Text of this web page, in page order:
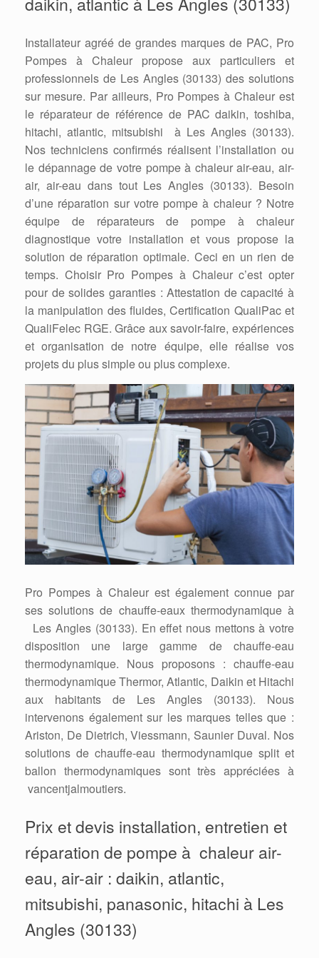
Installateur agréé de grandes marques de PAC, Pro
Pompes à Chaleur propose aux particuliers et
professionnels de Les Angles (30133) des solutions
sur mesure. Par ailleurs, Pro Pompes à Chaleur est
le réparateur de référence de PAC daikin, toshiba,
hitachi, atlantic, mitsubishi à Les Angles (30133).
Nos techniciens confirmés réalisent l’installation ou
le dépannage de votre pompe à chaleur air-eau, air-
air, air-eau dans tout Les Angles (30133). Besoin
d’une réparation sur votre pompe à chaleur ? Notre
équipe de réparateurs de pompe à chaleur
diagnostique votre installation et vous propose la
solution de réparation optimale. Ceci en un rien de
temps. Choisir Pro Pompes à Chaleur c’est opter
pour de solides garanties : Attestation de capacité à
la manipulation des fluides, Certification QualiPac et
QualiFelec RGE. Grâce aux savoir-faire, expériences
et organisation de notre équipe, elle réalise vos
projets du plus simple ou plus complexe.
Pro Pompes à Chaleur est également connue par
ses solutions de chauffe-eaux thermodynamique à
Les Angles (30133). En effet nous mettons à votre
disposition une large gamme de chauffe-eau
thermodynamique. Nous proposons : chauffe-eau
thermodynamique Thermor, Atlantic, Daikin et Hitachi
aux habitants de Les Angles (30133). Nous
intervenons également sur les marques telles que :
Ariston, De Dietrich, Viessmann, Saunier Duval. Nos
solutions de chauffe-eau thermodynamique split et
ballon thermodynamiques sont très appréciées à
vancentjalmoutiers.
Prix et devis installation, entretien et
réparation de pompe à chaleur air-
eau, air-air : daikin, atlantic,
mitsubishi, panasonic, hitachi à Les
Angles (30133)